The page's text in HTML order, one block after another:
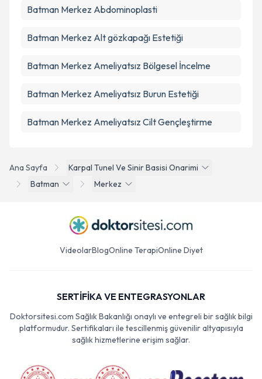
Ana Sayfa
Karpal Tunel Ve Sinir Basisi Onarimi
Batman
Merkez
Batman Merkez Abdominoplasti
Batman Merkez Alt gözkapağı Estetiği
Batman Merkez Ameliyatsız Bölgesel İncelme
Batman Merkez Ameliyatsız Burun Estetiği
Batman Merkez Ameliyatsız Cilt Gençleştirme
VideolarBlogOnline TerapiOnline Diyet
SERTİFİKA VE ENTEGRASYONLAR
Doktorsitesi.com Sağlık Bakanlığı onaylı ve entegreli bir sağlık bilgi
platformudur. Sertifikaları ile tescillenmiş güvenilir altyapısıyla
sağlık hizmetlerine erişim sağlar.